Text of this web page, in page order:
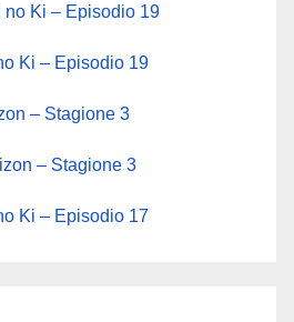
no Ki – Episodio 19
Ki – Episodio 19
– Stagione 3
– Stagione 3
Ki – Episodio 17